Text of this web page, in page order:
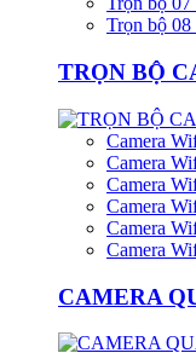
Trọn bộ 08
TRỌN BỘ
Camera
Camera
Camera
Camera
Camera
Camera
CAMERA